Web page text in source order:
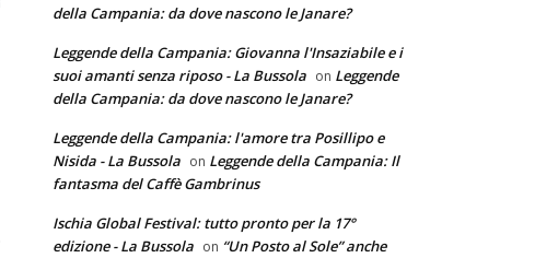
della Campania: da dove nascono le Janare?
Leggende della Campania: Giovanna l'Insaziabile e i
suoi amanti senza riposo - La Bussola on Leggende
della Campania: da dove nascono le Janare?
Leggende della Campania: l'amore tra Posillipo e
Nisida - La Bussola on Leggende della Campania: Il
fantasma del Caffè Gambrinus
Ischia Global Festival: tutto pronto per la 17°
edizione - La Bussola on “Un Posto al Sole” anche